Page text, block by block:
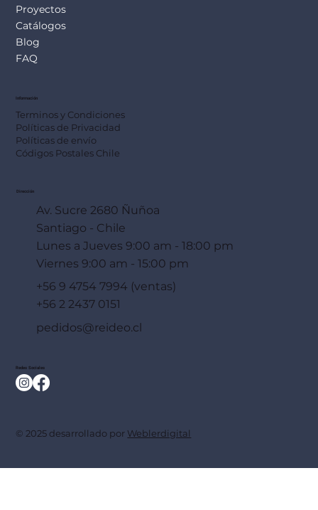
Proyectos
Catálogos
Blog
FAQ
Información
Terminos y Condiciones
Políticas de Privacidad
Políticas de envío
Códigos Postales Chile
Dirección
Av. Sucre 2680 Ñuñoa
Santiago - Chile
Lunes a Jueves 9:00 am - 18:00 pm
Viernes 9:00 am - 15:00 pm
+56 9 4754 7994 (ventas)
+56 2 2437 0151
pedidos@reideo.cl
Redes Sociales
© 2025 desarrollado por Weblerdigital